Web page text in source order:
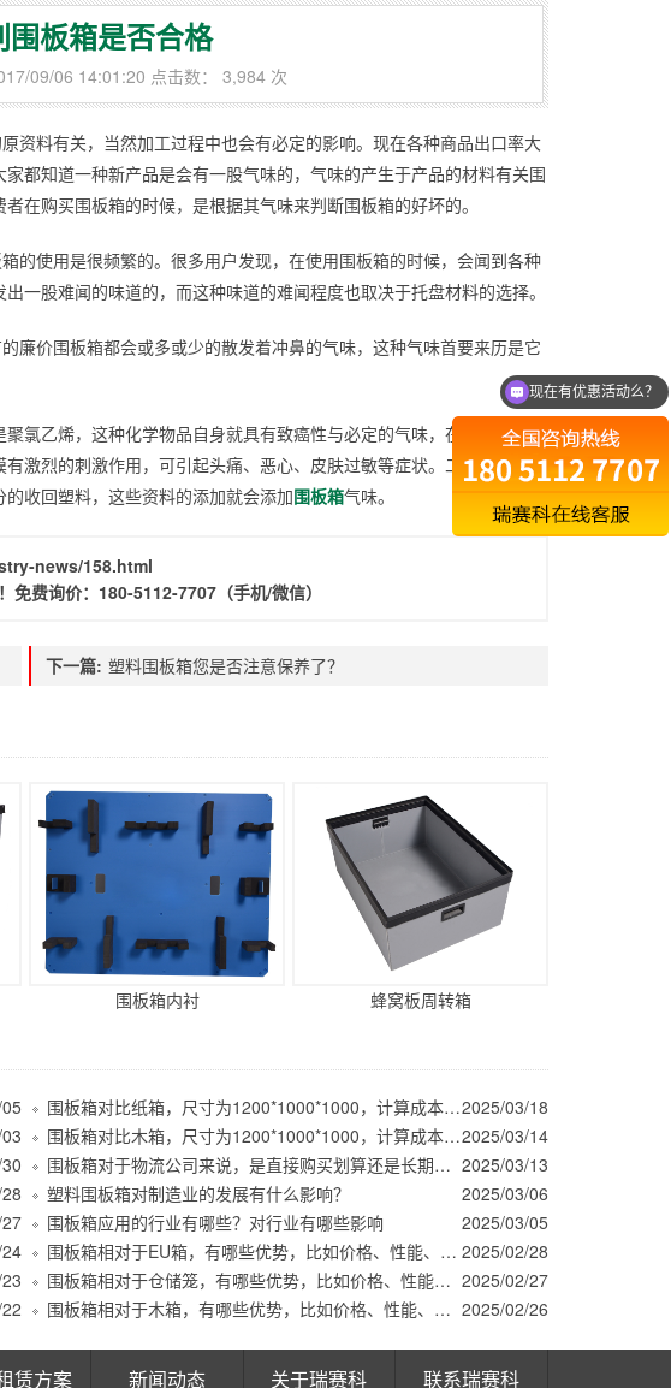
围板箱是否合格
09/06 14:01:20 点击数： 3,984 次
资料有关，当然加工过程中也会有必定的影响。现在各种商品出口率大
都知道一种新产品是会有一股气味的，气味的产生于产品的材料有关围
在购买围板箱的时候，是根据其气味来判断围板箱的好坏的。
的使用是很频繁的。很多用户发现，在使用围板箱的时候，会闻到各种
出一股难闻的味道的，而这种味道的难闻程度也取决于托盘材料的选择。
廉价围板箱都会或多或少的散发着冲鼻的气味，这种气味首要来历是它
氯乙烯，这种化学物品自身就具有致癌性与必定的气味，在温度较高的
激烈的刺激作用，可引起头痛、恶心、皮肤过敏等症状。二是有些不良
收回塑料，这些资料的添加就会添加围板箱气味。
news/158.html
费询价： 180-5112-7707 （手机/微信）
下一篇: 塑料围板箱您是否注意保养了？
围板箱内衬 蜂窝板周转箱
围板箱对比纸箱，尺寸为1200*1000*1000，计算成本看哪个更划算2025/03/18
围板箱对比木箱，尺寸为1200*1000*1000，计算成本看哪个更划算2025/03/14
围板箱对于物流公司来说，是直接购买划算还是长期租赁划算？ 2025/03/13
塑料围板箱对制造业的发展有什么影响？
2025/03/06
围板箱应用的行业有哪些？对行业有哪些影响
2025/03/05
围板箱相对于EU箱，有哪些优势，比如价格、性能、使用方式等等方面 2025/02/28
围板箱相对于仓储笼，有哪些优势，比如价格、性能、使用方式等等方面 2025/02/27
围板箱相对于木箱，有哪些优势，比如价格、性能、使用方式等等方面 2025/02/26
赁方案 新闻动态 关于瑞赛科 联系瑞赛科
现在有优惠活动么？